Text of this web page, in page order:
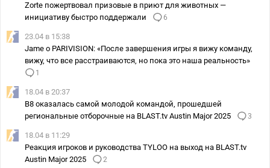
Zorte пожертвовал призовые в приют для животных —
инициативу быстро поддержали
6
23.04 в 15:38
Jame о PARIVISION: «После завершения игры я вижу команду,
вижу, что все расстраиваются, но пока это наша реальность»
1
18.04 в 20:37
B8 оказалась самой молодой командой, прошедшей
региональные отборочные на BLAST.tv Austin Major 2025
3
18.04 в 11:29
Реакция игроков и руководства TYLOO на выход на BLAST.tv
Austin Major 2025
2